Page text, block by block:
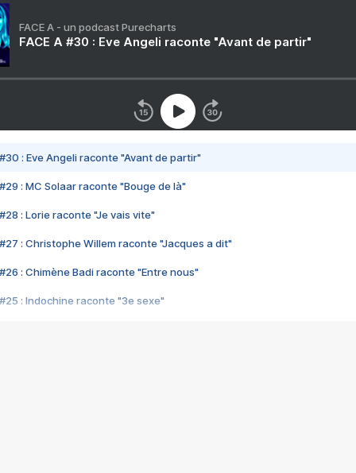
FACE A - un podcast Purecharts
FACE A #30 : Eve Angeli raconte "Avant de partir"
#30 : Eve Angeli raconte "Avant de partir"
#29 : MC Solaar raconte "Bouge de là"
#28 : Lorie raconte "Je vais vite"
#27 : Christophe Willem raconte "Jacques a dit"
#26 : Chimène Badi raconte "Entre nous"
#25 : Indochine raconte "3e sexe"